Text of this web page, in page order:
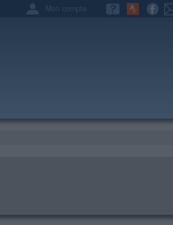
Mon compte